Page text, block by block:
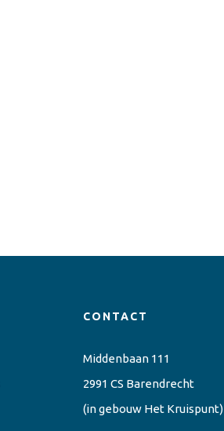
CONTACT
Middenbaan 111
2991 CS Barendrecht
(in gebouw Het Kruispunt)